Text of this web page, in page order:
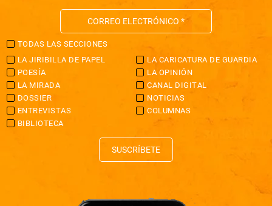
TODAS LAS SECCIONES
LA JIRIBILLA DE PAPEL
LA CARICATURA DE GUARDIA
POESÍA
LA OPINIÓN
LA MIRADA
CANAL DIGITAL
DOSSIER
NOTICIAS
ENTREVISTAS
COLUMNAS
BIBLIOTECA
SUSCRÍBETE